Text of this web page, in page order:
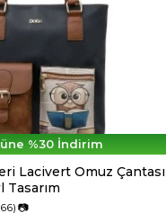
%30 İndirim
Lacivert Omuz Çantası
Tasarım
📷